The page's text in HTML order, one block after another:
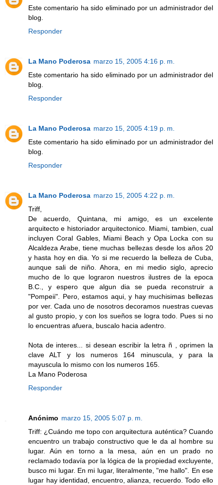
Este comentario ha sido eliminado por un administrador del
blog.
Responder
La Mano Poderosa marzo 15, 2005 4:16 p. m.
Este comentario ha sido eliminado por un administrador del
blog.
Responder
La Mano Poderosa marzo 15, 2005 4:19 p. m.
Este comentario ha sido eliminado por un administrador del
blog.
Responder
La Mano Poderosa marzo 15, 2005 4:22 p. m.
Triff,
De acuerdo, Quintana, mi amigo, es un excelente
arquitecto e historiador arquitectonico. Miami, tambien, cual
incluyen Coral Gables, Miami Beach y Opa Locka con su
Alcaldeza Arabe, tiene muchas bellezas desde los años 20
y hasta hoy en dia. Yo si me recuerdo la belleza de Cuba,
aunque sali de niño. Ahora, en mi medio siglo, aprecio
mucho de lo que lograron nuestros ilustres de la epoca
B.C., y espero que algun dia se pueda reconstruir a
"Pompeii". Pero, estamos aqui, y hay muchisimas bellezas
por ver. Cada uno de nosotros decoramos nuestras cuevas
al gusto propio, y con los sueños se logra todo. Pues si no
lo encuentras afuera, buscalo hacia adentro.
Nota de interes... si desean escribir la letra ñ , oprimen la
clave ALT y los numeros 164 minuscula, y para la
mayuscula lo mismo con los numeros 165.
La Mano Poderosa
Responder
Anónimo marzo 15, 2005 5:07 p. m.
Triff: ¿Cuándo me topo con arquitectura auténtica? Cuando
encuentro un trabajo constructivo que le da al hombre su
lugar. Aún en torno a la mesa, aún en un prado no
reclamado todavía por la lógica de la propiedad excluyente,
busco mi lugar. En mi lugar, literalmente, "me hallo". En ese
lugar hay identidad, encuentro, alianza, recuerdo. Todo ello